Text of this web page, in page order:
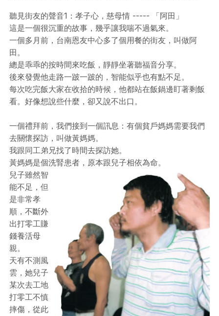
聽見街友的聲音1：孝子心，慈母情 ----- 「阿田」
這是一個很沉重的故事，幾乎讓我喘不過氣來。
一個多月前，台南恩友中心多了個用餐的街友，叫做阿
田。
總是乖乖的按時間來吃飯，靜靜坐著聽福音分享。
後來發覺他走路一跛一跛的，智能似乎也有點不足。
每次吃完飯大家在收拾的時候，他都站在飯鍋邊盯著剩飯
看。好像想說些什麼，卻又說不出口。
一個禮拜前，我們接到一個訊息：有個貧戶媽媽需要我們
去關懷探訪，叫做黃媽媽。
我跟同工弟兄找了時間去探訪她。
黃媽媽是個洗腎患者，原本跟兒子相依為命。
兒子雖然智
能不足，但
是非常孝
順，不斷外
出打零工賺
錢養活母
親。
天有不測風
雲，她兒子
某次去工地
打零工不慎
摔傷，從此